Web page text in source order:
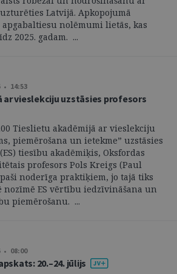
Latvijā. Apkopojumā
nolēmumi lietās, kas
2025. gadam. ...
• 14:53
ar vieslekciju uzstāsies profesors
Tieslietu akadēmijā ar vieslekciju
piemērošana un ietekme” uzstāsies
tiesību akadēmiķis, Oksfordas
profesors Pols Kreigs (Paul
noderīga praktiķiem, jo tajā tiks
nozīmē ES vērtību iedzīvināšana un
piemērošanu. ...
• 08:00
20.–24. jūlijs